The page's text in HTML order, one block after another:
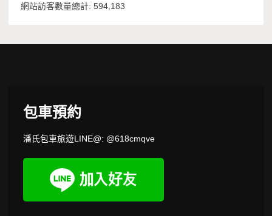
網站訪客數量總計:594,183
包車預約
潘氏包車旅遊LINE@: @618cmqve